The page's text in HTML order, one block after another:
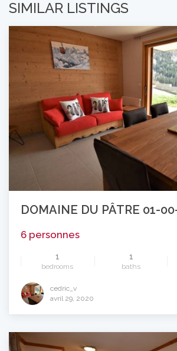
SIMILAR LISTINGS
DOMAINE DU PÂTRE 01-
6 personnes
1
bedrooms
1
baths
cedric_v
avril 29, 2020